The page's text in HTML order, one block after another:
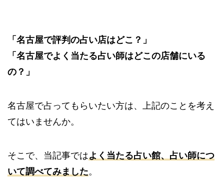
「名古屋で評判の占い店はどこ？」
「名古屋でよく当たる占い師はどこの店舗にいる
の？」
名古屋で占ってもらいたい方は、上記のことを考え
てはいませんか。
そこで、当記事ではよく当たる占い館、占い師につ
いて調べてみました。